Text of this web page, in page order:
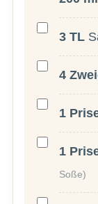
3 TL
4
1
1
Soße)